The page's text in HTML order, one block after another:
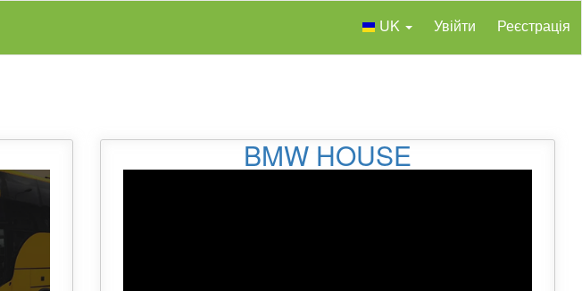
UK Увійти Реєстрація
BMW HOUSE